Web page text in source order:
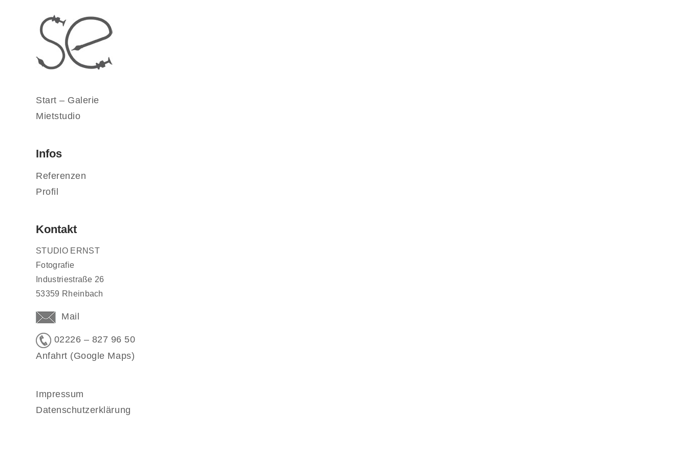
Start – Galerie
Mietstudio
Infos
Referenzen
Profil
Kontakt
STUDIO ERNST
Fotografie
Industriestraße 26
53359 Rheinbach
Mail
02226 – 827 96 50
Anfahrt (Google Maps)
Impressum
Datenschutzerklärung